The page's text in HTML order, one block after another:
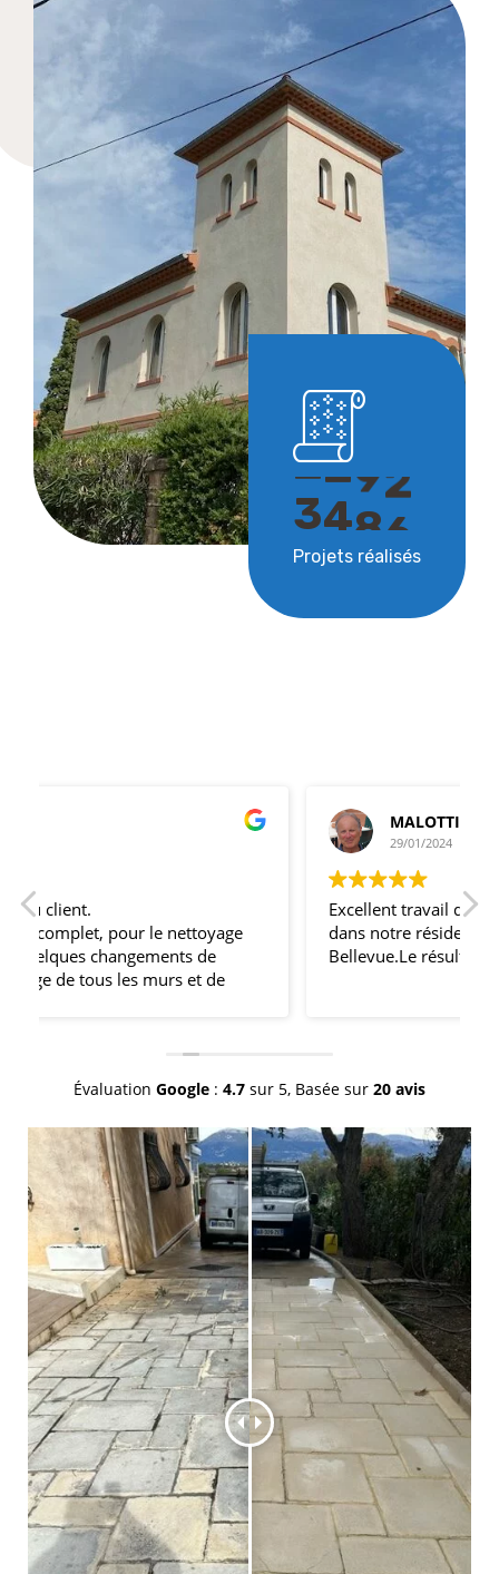
3690
Projets réalisés
MALOTTI SERGE
Excellent travail de rénovation des façades
dans notre résidence au Domaine de
Bellevue.Le résultat est réussi.
Évaluation Google : 4.7 sur 5, Basée sur 20 avis